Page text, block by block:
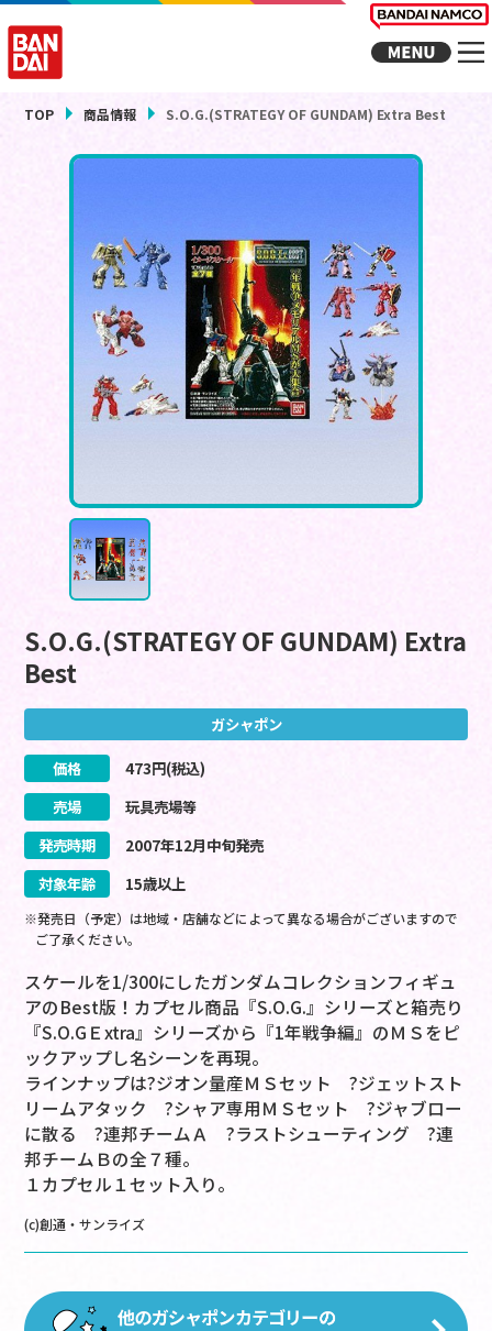
TOP 商品情報 S.O.G.(STRATEGY OF GUNDAM) Extra Best
S.O.G.(STRATEGY OF GUNDAM) Extra
Best
ガシャポン
価格 473円(税込)
売場
玩具売場等
発売時期
2007年12月中旬発売
対象年齢
15歳以上
※発売日（予定）は地域・店舗などによって異なる場合がございますので
ご了承ください。
スケールを1/300にしたガンダムコレクションフィギュ
アのBest版！カプセル商品『S.O.G.』シリーズと箱売り
『S.O.GＥxtra』シリーズから『1年戦争編』のＭＳをピ
ックアップし名シーンを再現。
ラインナップは?ジオン量産ＭＳセット ?ジェットスト
リームアタック ?シャア専用ＭＳセット ?ジャブロー
に散る ?連邦チームＡ ?ラストシューティング ?連
邦チームＢの全７種。
１カプセル１セット入り。
(c)創通・サンライズ